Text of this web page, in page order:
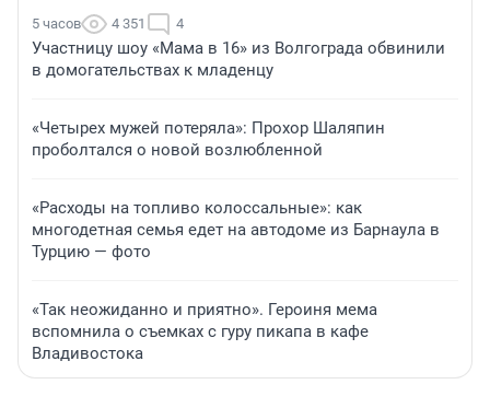
5 часов 4 351 4
Участницу шоу «Мама в 16» из Волгограда обвинили
в домогательствах к младенцу
«Четырех мужей потеряла»: Прохор Шаляпин
проболтался о новой возлюбленной
«Расходы на топливо колоссальные»: как
многодетная семья едет на автодоме из Барнаула в
Турцию — фото
«Так неожиданно и приятно». Героиня мема
вспомнила о съемках с гуру пикапа в кафе
Владивостока